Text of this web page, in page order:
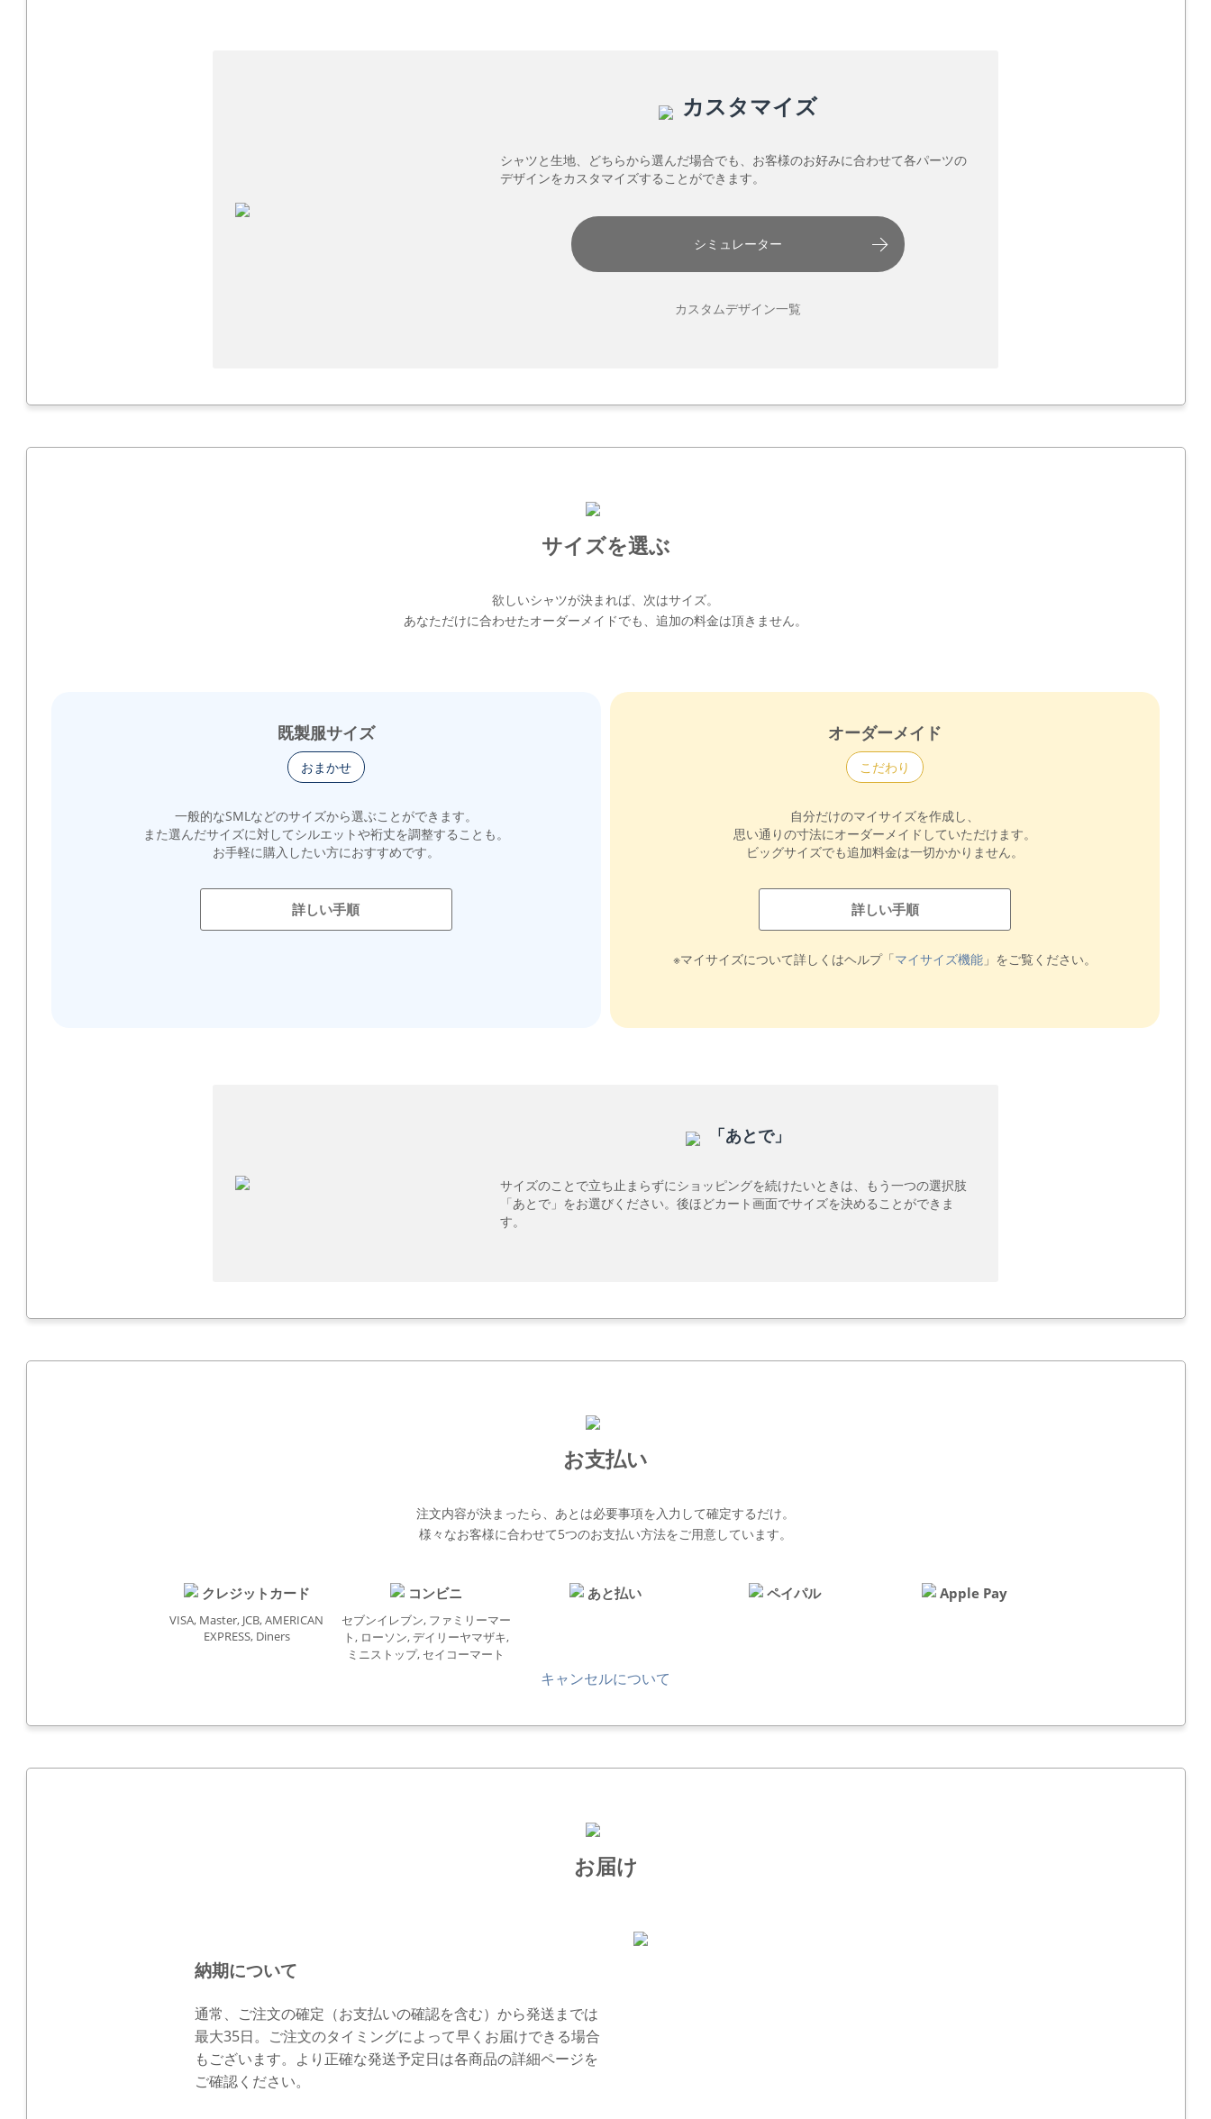
カスタマイズ
シャツと生地、どちらから選んだ場合でも、お客様のお好みに合わせて各パーツの
デザインをカスタマイズすることができます。
シミュレーター
カスタムデザイン一覧
サイズを選ぶ
欲しいシャツが決まれば、次はサイズ。
あなただけに合わせたオーダーメイドでも、追加の料金は頂きません。
既製服サイズ
おまかせ
一般的なSMLなどのサイズから選ぶことができます。
また選んだサイズに対してシルエットや裄丈を調整することも。
お手軽に購入したい方におすすめです。
詳しい手順
オーダーメイド
こだわり
自分だけのマイサイズを作成し、
思い通りの寸法にオーダーメイドしていただけます。
ビッグサイズでも追加料金は一切かかりません。
詳しい手順
※マイサイズについて詳しくはヘルプ「マイサイズ機能 」をご覧ください。
「あとで」
サイズのことで立ち止まらずにショッピングを続けたいときは、もう一つの選択肢
「あとで」をお選びください。後ほどカート画面でサイズを決めることができま
す。
お支払い
注文内容が決まったら、あとは必要事項を入力して確定するだけ。
様々なお客様に合わせて5つのお支払い方法をご用意しています。
クレジットカード
VISA, Master, JCB, AMERICAN
EXPRESS, Diners
コンビニ
セブンイレブン, ファミリーマー
ト, ローソン, デイリーヤマザキ,
ミニストップ, セイコーマート
あと払い ペイパル Apple Pay
キャンセルについて
お届け
納期について
通常、ご注文の確定（お支払いの確認を含む）から発送までは
最大35日。ご注文のタイミングによって早くお届けできる場合
もございます。より正確な発送予定日は各商品の詳細ページを
ご確認ください。